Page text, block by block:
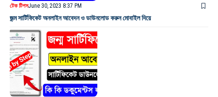
টেক টিপসJune 30, 2023 8:37 PM
জন্ম সার্টিফিকেট অনলাইন আবেদন ও ডাউনলোড করুন মোবাইল দিয়ে